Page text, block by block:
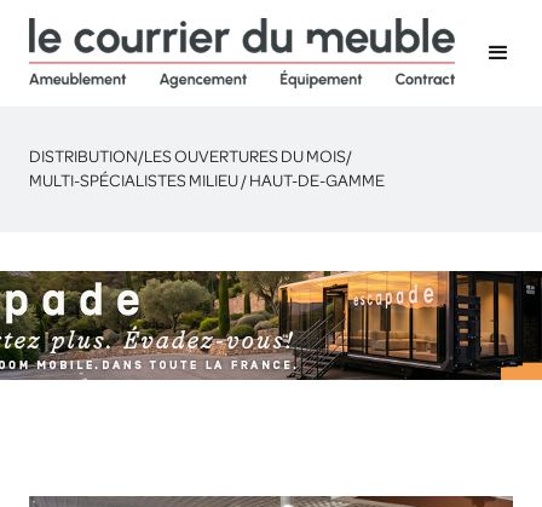
DISTRIBUTION/LES OUVERTURES DU MOIS/
MULTI-SPÉCIALISTES MILIEU / HAUT-DE-GAMME